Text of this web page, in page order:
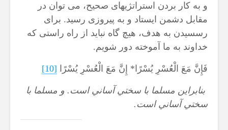
و به کار بردن استراتژیهای صحیح، می توان در
مقابل دشمن ایستاد و به پیروزی رسید. برای
رسسیدن به هدف، هیچ گاه نباید از راه راستی که
خداوند به ما آموخته دور شویم.
فَإِنَّ مَعَ الْعُسْرِ يُسْرًا* إِنَّ مَعَ الْعُسْرِ يُسْرًا [10]
بنابراين مسلما با سختي آساني است . و مسلما با
سختي آساني است .